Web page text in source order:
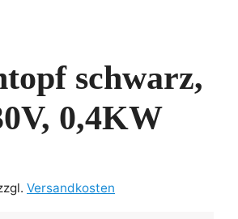
schwarz,
0,4KW
Versandkosten